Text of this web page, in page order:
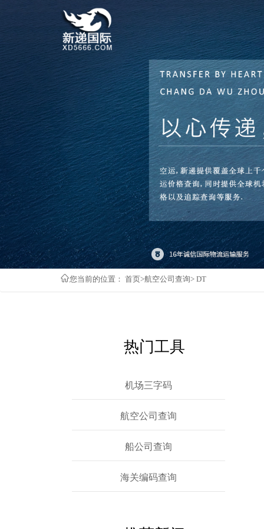
您当前的位置： 首页>航空公司查询> DT
热门工具
机场三字码
航空公司查询
船公司查询
海关编码查询